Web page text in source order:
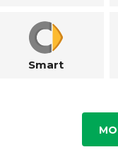
Smart